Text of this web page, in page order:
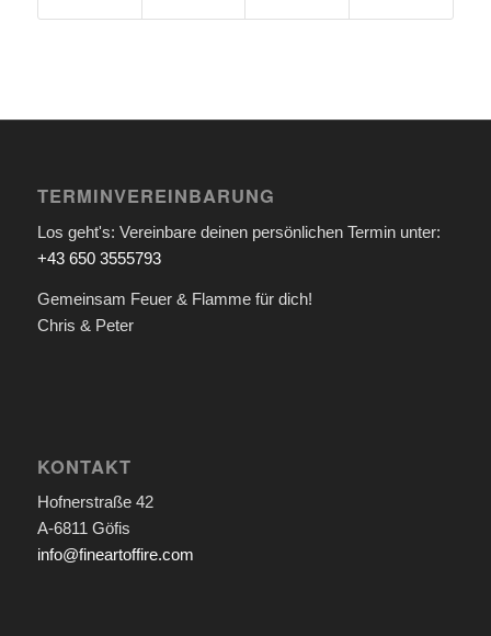
TERMINVEREINBARUNG
Los geht's: Vereinbare deinen persönlichen Termin unter:
+43 650 3555793
Gemeinsam Feuer & Flamme für dich!
Chris & Peter
KONTAKT
Hofnerstraße 42
A-6811 Göfis
info@fineartoffire.com